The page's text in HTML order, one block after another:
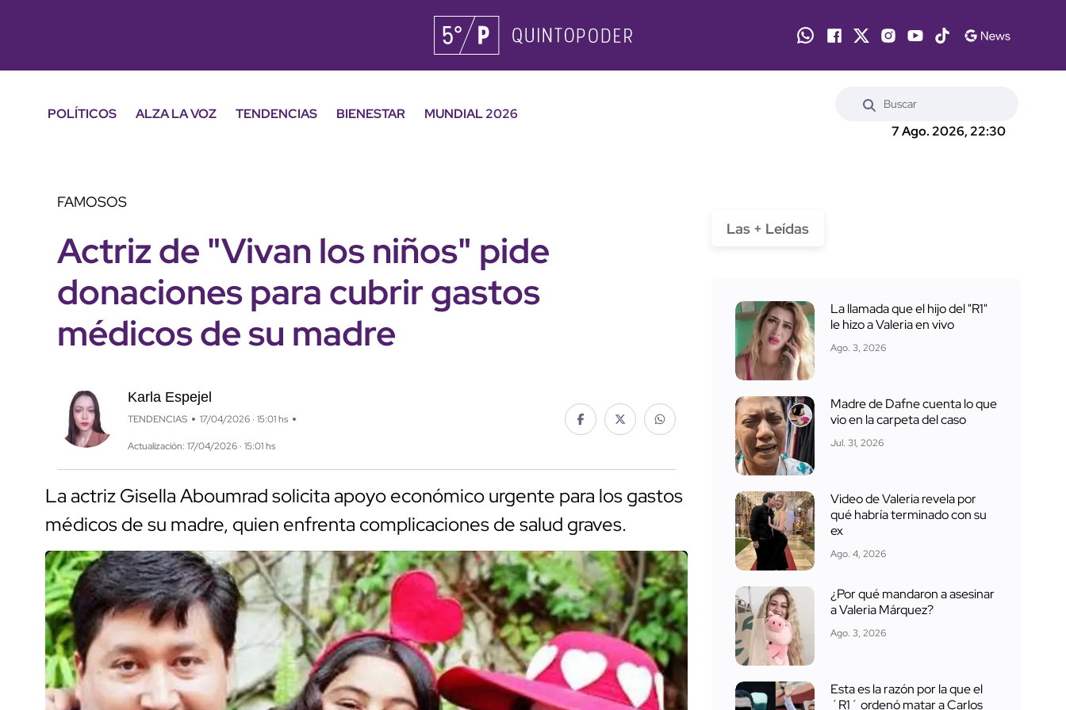
POLÍTICOS ALZA LA VOZ TENDENCIAS BIENESTAR
MUNDIAL 2026
7 Ago. 2026, 22:30
FAMOSOS
Actriz de "Vivan los niños" pide
donaciones para cubrir gastos
médicos de su madre
Karla Espejel
TENDENCIAS 17/04/2026 · 15:01 hs
Actualización: 17/04/2026 · 15:01 hs
La actriz Gisella Aboumrad solicita apoyo económico urgente para los gastos
médicos de su madre, quien enfrenta complicaciones de salud graves.
Las + Leídas
La llamada que el hijo del "R1"
le hizo a Valeria en vivo
Ago. 3, 2026
Madre de Dafne cuenta lo que
vio en la carpeta del caso
Jul. 31, 2026
Video de Valeria revela por
qué habría terminado con su
ex
Ago. 4, 2026
¿Por qué mandaron a asesinar
a Valeria Márquez?
Ago. 3, 2026
Esta es la razón por la que el
´R1´ ordenó matar a Carlos